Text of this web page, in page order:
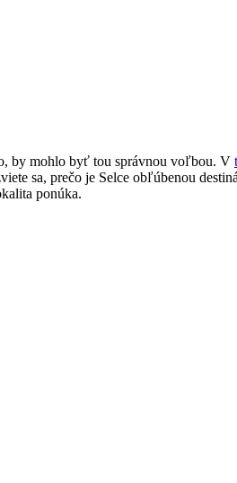
by mohlo byť tou správnou voľbou. V
sa, prečo je Selce obľúbenou
ponúka.